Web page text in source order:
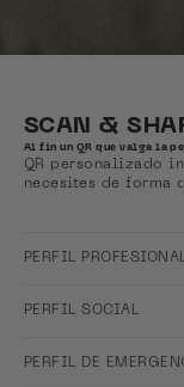
SCAN &
Al fin un QR que valga la
QR personalizado
necesites de forma
PERFIL
PERFIL SOCIAL
PERFIL DE